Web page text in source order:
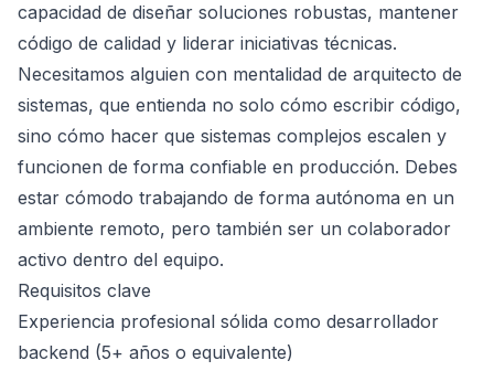
capacidad de diseñar soluciones robustas, mantener
código de calidad y liderar iniciativas técnicas.
Necesitamos alguien con mentalidad de arquitecto de
sistemas, que entienda no solo cómo escribir código,
sino cómo hacer que sistemas complejos escalen y
funcionen de forma confiable en producción. Debes
estar cómodo trabajando de forma autónoma en un
ambiente remoto, pero también ser un colaborador
activo dentro del equipo.
Requisitos clave
Experiencia profesional sólida como desarrollador
backend (5+ años o equivalente)